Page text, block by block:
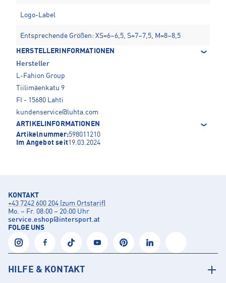
Logo-Label
Entsprechende Größen: XS=6–6,5, S=7–7,5, M=8–8,5
HERSTELLERINFORMATIONEN
Hersteller
L-Fahion Group
Tiilimäenkatu 9
FI - 15680 Lahti
kundenservice@luhta.com
ARTIKELINFORMATIONEN
Artikelnummer:598011210
Im Angebot seit19.03.2024
KONTAKT
+43 7242 600 204 (zum Ortstarif)
Mo. – Fr. 08:00 – 20:00 Uhr
service.eshop@intersport.at
FOLGE UNS
HILFE & KONTAKT